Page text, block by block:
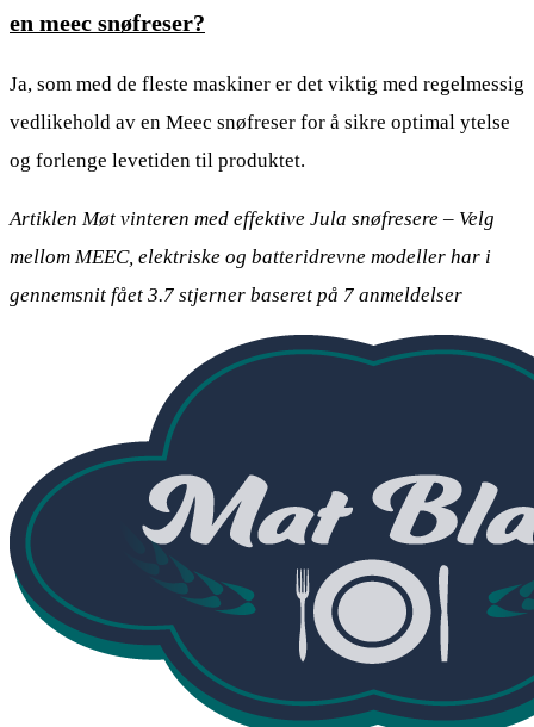
en meec snøfreser?
Ja, som med de fleste maskiner er det viktig med regelmessig
vedlikehold av en Meec snøfreser for å sikre optimal ytelse
og forlenge levetiden til produktet.
Artiklen Møt vinteren med effektive Jula snøfresere – Velg
mellom MEEC, elektriske og batteridrevne modeller har i
gennemsnit fået 3.7 stjerner baseret på 7 anmeldelser